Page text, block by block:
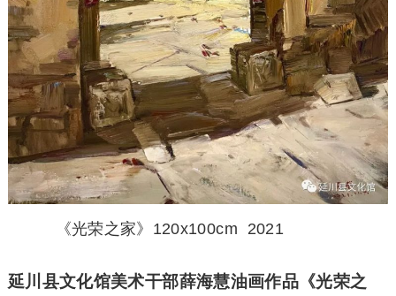
《光荣之家》120x100cm 2021
延川县文化馆美术干部薛海慧油画作品《光荣之